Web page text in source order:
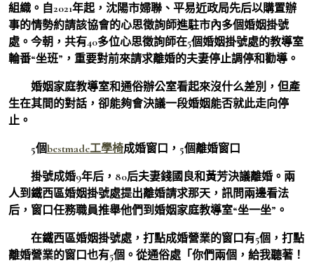
組織。自2021年起，沈陽市婦聯、平易近政局先后以購置辦
事的情勢約請該協會的心思徵詢師進駐市內多個婚姻掛號
處。今朝，共有40多位心思徵詢師在5個婚姻掛號處的教導室
輪番“坐班”，重要對前來請求離婚的夫妻停止調停和勸導。
婚姻家庭教導室和通俗辦公室看起來沒什么差別，但產
生在其間的對話，卻能夠會決議一段婚姻能否就此走向停
止。
5個bestmade工學椅成婚窗口，5個離婚窗口
掛號成婚9年后，80后夫妻錢國良和黃芳決議離婚。兩
人到鐵西區婚姻掛號處提出離婚請求那天，訊問兩邊看法
后，窗口任務職員推舉他們到婚姻家庭教導室“坐一坐”。
在鐵西區婚姻掛號處，打點成婚營業的窗口有5個，打點
離婚營業的窗口也有5個。從通俗處「你們兩個，給我聽著！